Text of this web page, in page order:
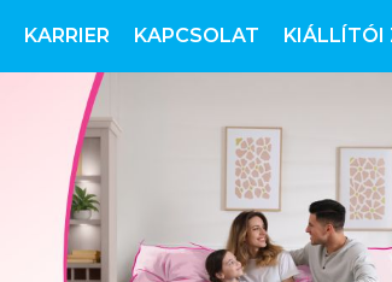
KARRIER KAPCSOLAT KIÁLLÍTÓI